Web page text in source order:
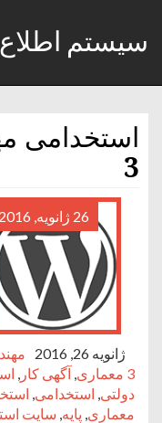
سیستم
استخدامی
3
26 ژانویه, 2016
ژانویه 26, 2016
3 معماری
, آگهی کار ,
دولتی, استخدامی,
معماری, پایه, سایت